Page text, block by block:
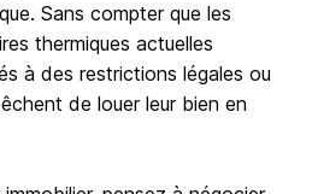
Sans compter que les
thermiques actuelles
à des restrictions légales ou
de louer leur bien en